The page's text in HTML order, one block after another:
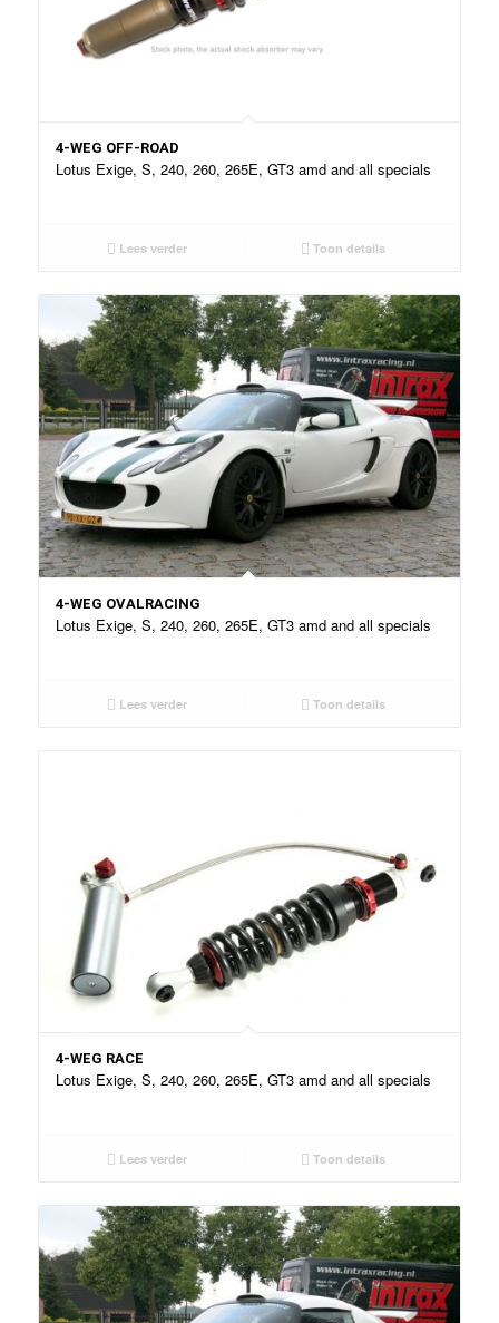
4-WEG OFF-ROAD
Lotus Exige, S, 240, 260, 265E, GT3 amd and all specials
Lees verder Toon details
4-WEG OVALRACING
Lotus Exige, S, 240, 260, 265E, GT3 amd and all specials
Lees verder Toon details
4-WEG RACE
Lotus Exige, S, 240, 260, 265E, GT3 amd and all specials
Lees verder Toon details